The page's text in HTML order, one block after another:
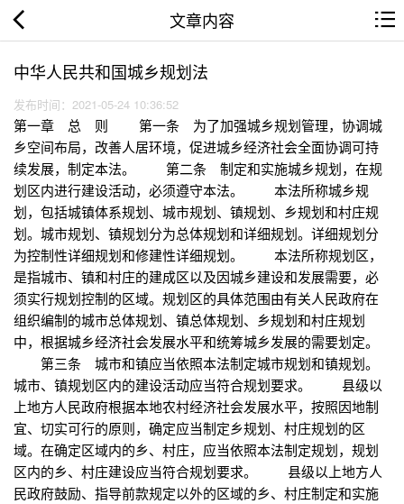
文章内容
中华人民共和国城乡规划法
发布时间：2021-05-24 10:36:52
第一章 总 则 第一条 为了加强城乡规划管理，协调城
乡空间布局，改善人居环境，促进城乡经济社会全面协调可持
续发展，制定本法。 第二条 制定和实施城乡规划，在规
划区内进行建设活动，必须遵守本法。 本法所称城乡规
划，包括城镇体系规划、城市规划、镇规划、乡规划和村庄规
划。城市规划、镇规划分为总体规划和详细规划。详细规划分
为控制性详细规划和修建性详细规划。 本法所称规划区，
是指城市、镇和村庄的建成区以及因城乡建设和发展需要，必
须实行规划控制的区域。规划区的具体范围由有关人民政府在
组织编制的城市总体规划、镇总体规划、乡规划和村庄规划
中，根据城乡经济社会发展水平和统筹城乡发展的需要划定。
第三条 城市和镇应当依照本法制定城市规划和镇规划。
城市、镇规划区内的建设活动应当符合规划要求。 县级以
上地方人民政府根据本地农村经济社会发展水平，按照因地制
宜、切实可行的原则，确定应当制定乡规划、村庄规划的区
域。在确定区域内的乡、村庄，应当依照本法制定规划，规划
区内的乡、村庄建设应当符合规划要求。 县级以上地方人
民政府鼓励、指导前款规定以外的区域的乡、村庄制定和实施